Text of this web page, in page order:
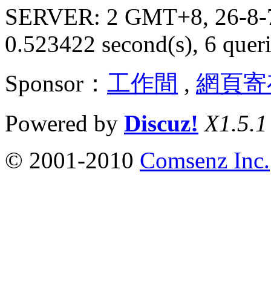
SERVER: 2 GMT+8, 26-
0.523422 second(s), 6
Sponsor： 工作間 , 網頁
Powered by Discuz! X1.5.1
© 2001-2010 Comsenz Inc.